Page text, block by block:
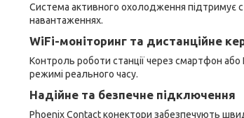
Система активного охолодження підтримує
навантаженнях.
WiFi-моніторинг та дистанційне
Контроль роботи станції через смартфон
режимі реального часу.
Надійне та безпечне підключення
Phoenix Contact конектори забезпечують